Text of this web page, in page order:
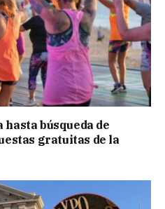
hasta búsqueda de
gratuitas de la